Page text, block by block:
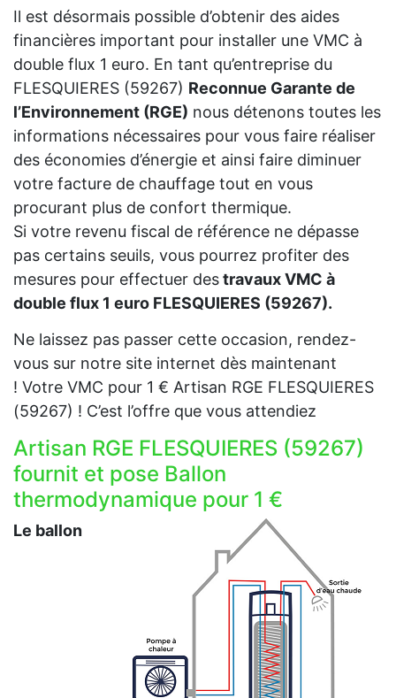
Il est désormais possible d’obtenir des aides
financières important pour installer une VMC à
double flux 1 euro. En tant qu’entreprise du
FLESQUIERES (59267) Reconnue Garante de
l’Environnement (RGE) nous détenons toutes les
informations nécessaires pour vous faire réaliser
des économies d’énergie et ainsi faire diminuer
votre facture de chauffage tout en vous
procurant plus de confort thermique.
Si votre revenu fiscal de référence ne dépasse
pas certains seuils, vous pourrez profiter des
mesures pour effectuer destravaux VMC à
double flux 1 euro FLESQUIERES (59267).
Ne laissez pas passer cette occasion, rendez-
vous sur notre site internet dès maintenant
! Votre VMC pour 1 € Artisan RGE FLESQUIERES
(59267) ! C’est l’offre que vous attendiez
Artisan RGE FLESQUIERES (59267)
fournit et pose Ballon
thermodynamique pour 1 €
Le ballon